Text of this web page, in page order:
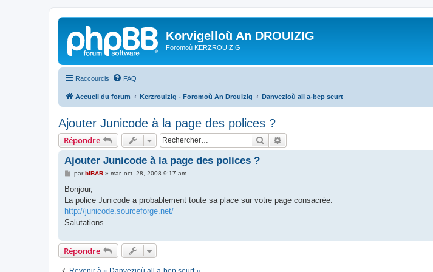
Korvigelloù An DROUIZIG
Foromoù KERZROUIZIG
Raccourcis FAQ
Accueil du forum Kerzrouizig - Foromoù An Drouizig Danvezioù all a-bep seurt
Ajouter Junicode à la page des polices ?
Répondre Rechercher
Ajouter Junicode à la page des polices ?
M
s
a
g
e
parbIBAR» mar. oct. 28, 2008 9:17 am
Bonjour,
La police Junicode a probablement toute sa place sur votre page consacrée.
http://junicode.sourceforge.net/
Salutations
Répondre